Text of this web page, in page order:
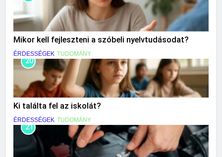
Mikor kell fejleszteni a szóbeli nyelvtudásodat?
ÉRDESSÉGEK TUDOMÁNY
20
Ki találta fel az iskolát?
ÉRDESSÉGEK TUDOMÁNY
21